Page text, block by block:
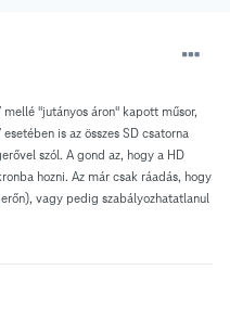
"jutányos áron" kapott műsor,
is az összes SD csatorna
szól. A gond az, hogy a HD
hozni. Az már csak ráadás, hogy
vagy pedig szabályozhatatlanul